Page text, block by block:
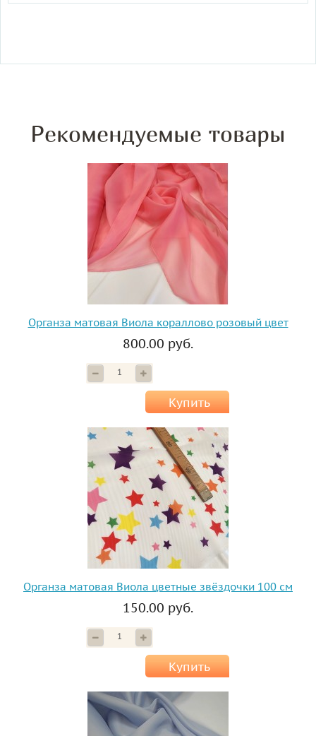
Рекомендуемые товары
Органза матовая Виола кораллово розовый цвет
800.00 руб.
Купить
Органза матовая Виола цветные звёздочки 100 см
150.00 руб.
Купить